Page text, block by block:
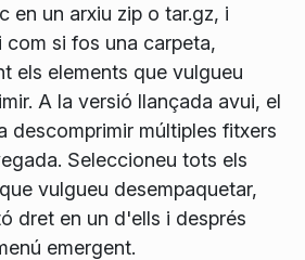
en un arxiu zip o tar.gz, i
si fos una carpeta,
els elements que vulgueu
A la versió llançada avui, el
descomprimir múltiples fitxers
Seleccioneu tots els
vulgueu desempaquetar,
dret en un d'ells i després
emergent.